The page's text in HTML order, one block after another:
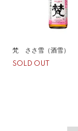
梵 ささ雪（酒雪）
SOLD OUT